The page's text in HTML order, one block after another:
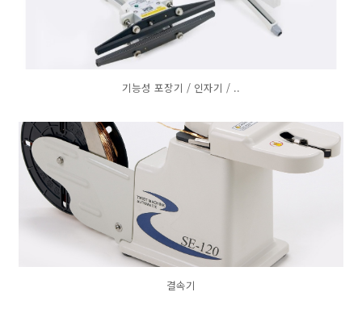
기능성 포장기 / 인자기 / ..
결속기